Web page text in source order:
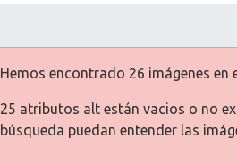
Hemos encontrado 26 imágenes en
25 atributos alt están vacios o no
búsqueda puedan entender las